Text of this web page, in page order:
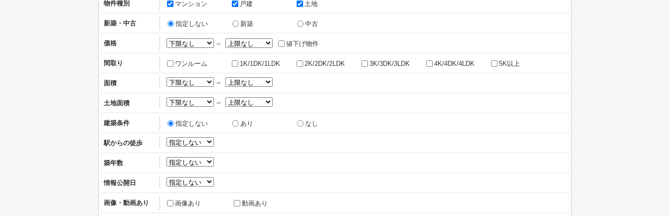
物件種別 マンション 戸建 土地
新築・中古 指定しない 新築 中古
価格 ～ 値下げ物件
間取り ワンルーム 1K/1DK/1LDK 2K/2DK/2LDK 3K/3DK/3LDK 4K/4DK/4LDK 5K以上
面積 ～
土地面積 ～
建築条件 指定しない あり なし
駅からの徒歩
築年数
情報公開日
画像・動画あり 画像あり 動画あり